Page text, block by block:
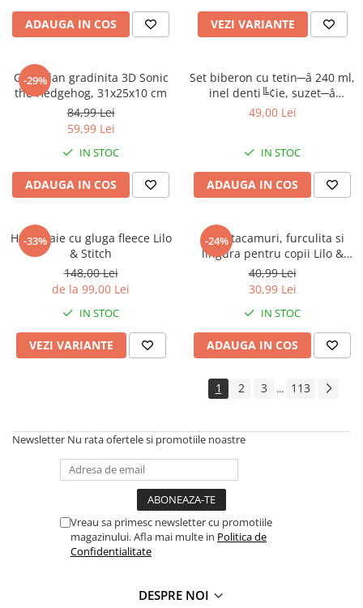
ADAUGA IN COS VEZI VARIANTE
-29%
Ghiozdan gradinita 3D Sonic
the Hedgehog, 31x25x10 cm
84,99 Lei
59,99 Lei
IN STOC
ADAUGA IN COS
Set biberon cu tetin─â 240 ml,
inel denti╚¢ie, suzet─â
ortodontic─â ╚Öi suport
49,00 Lei
IN STOC
ADAUGA IN COS
-33%
Halat baie cu gluga fleece Lilo
& Stitch
148,00 Lei
de la 99,00 Lei
IN STOC
VEZI VARIANTE
-24%
Set 2 tacamuri, furculita si
lingura pentru copii Lilo &
Stitch 15.5 cm
40,99 Lei
30,99 Lei
IN STOC
ADAUGA IN COS
1 2 3 ... 113
Newsletter Nu rata ofertele si promotiile noastre
Vreau sa primesc newsletter cu promotiile
magazinului. Afla mai multe in Politica de
Confidentialitate
DESPRE NOI